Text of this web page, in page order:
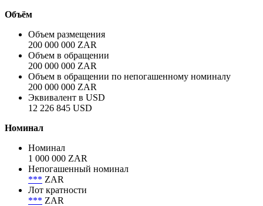
Объём
Объем размещения
200 000 000 ZAR
Объем в обращении
200 000 000 ZAR
Объем в обращении по непогашенному номиналу
200 000 000 ZAR
Эквивалент в USD
12 226 845 USD
Номинал
Номинал
1 000 000 ZAR
Непогашенный номинал
*** ZAR
Лот кратности
*** ZAR